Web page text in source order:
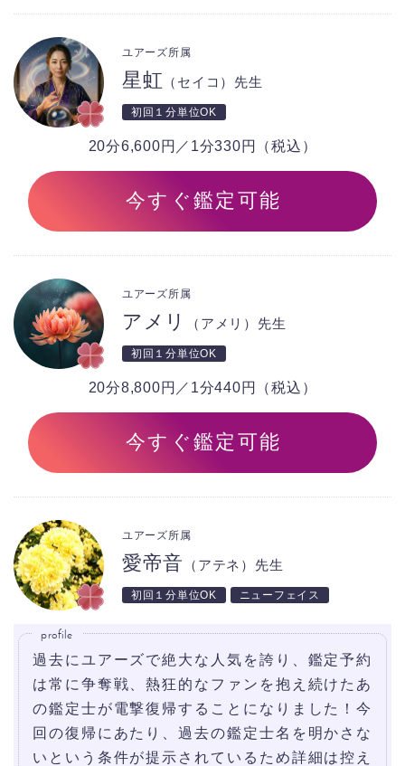
星虹 （セイコ）先生
ユアーズ所属
初回１分単位OK
20分6,600円／1分330円（税込）
今すぐ鑑定可能
アメリ （アメリ）先生
ユアーズ所属
初回１分単位OK
20分8,800円／1分440円（税込）
今すぐ鑑定可能
愛帝音 （アテネ）先生
ユアーズ所属
初回１分単位OK ニューフェイス
profile
過去にユアーズで絶大な人気を誇り、鑑定予約
は常に争奪戦、熱狂的なファンを抱え続けたあ
の鑑定士が電撃復帰することになりました！今
回の復帰にあたり、過去の鑑定士名を明かさな
いという条件が提示されているため詳細は控え